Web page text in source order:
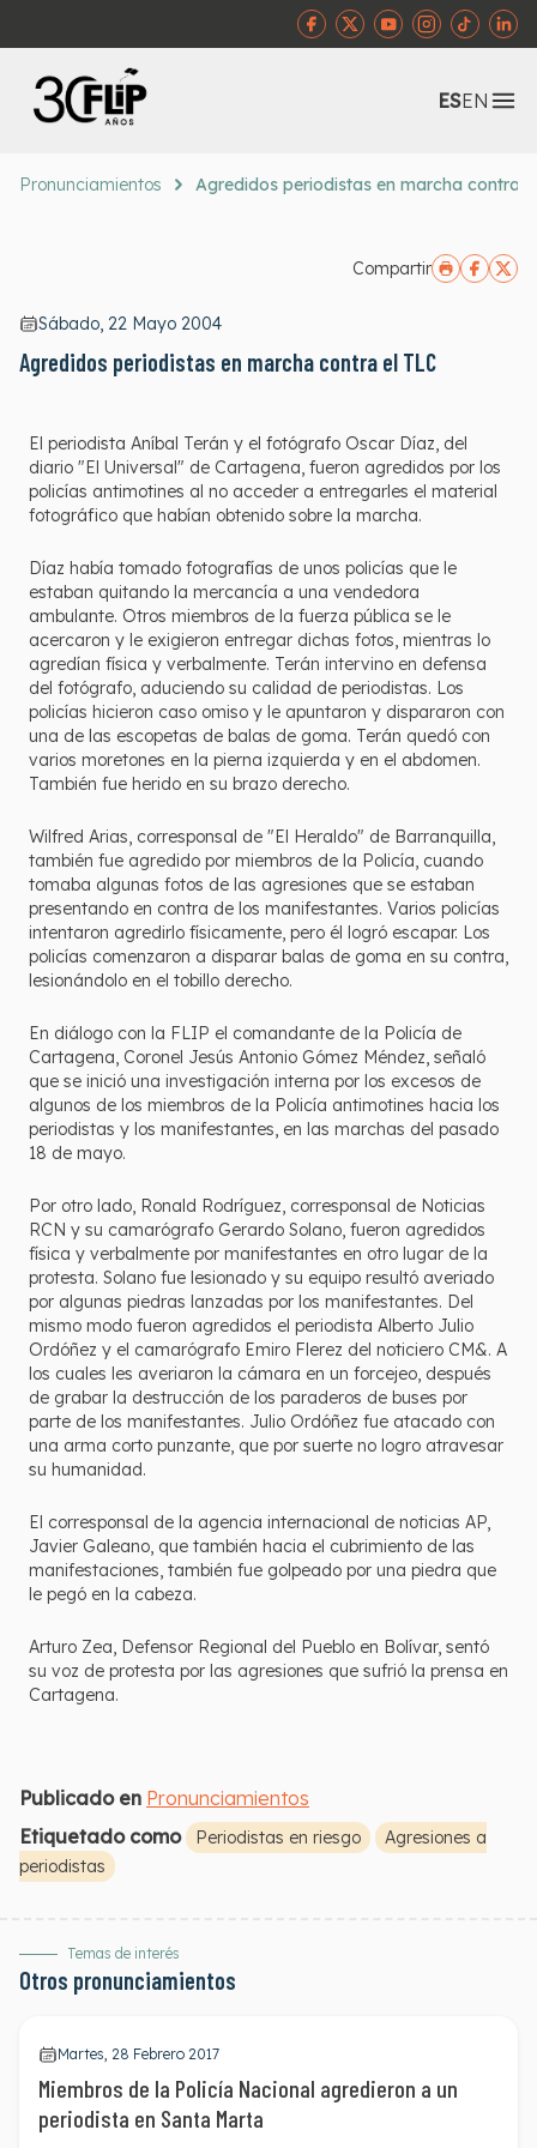
ESEN
Pronunciamientos Agredidos periodistas en marcha contra
Compartir
Sábado, 22 Mayo 2004
Agredidos periodistas en marcha contra el TLC
El periodista Aníbal Terán y el fotógrafo Oscar Díaz, del
diario "El Universal" de Cartagena, fueron agredidos por los
policías antimotines al no acceder a entregarles el material
fotográfico que habían obtenido sobre la marcha.
Díaz había tomado fotografías de unos policías que le
estaban quitando la mercancía a una vendedora
ambulante. Otros miembros de la fuerza pública se le
acercaron y le exigieron entregar dichas fotos, mientras lo
agredían física y verbalmente. Terán intervino en defensa
del fotógrafo, aduciendo su calidad de periodistas. Los
policías hicieron caso omiso y le apuntaron y dispararon con
una de las escopetas de balas de goma. Terán quedó con
varios moretones en la pierna izquierda y en el abdomen.
También fue herido en su brazo derecho.
Wilfred Arias, corresponsal de "El Heraldo" de Barranquilla,
también fue agredido por miembros de la Policía, cuando
tomaba algunas fotos de las agresiones que se estaban
presentando en contra de los manifestantes. Varios policías
intentaron agredirlo físicamente, pero él logró escapar. Los
policías comenzaron a disparar balas de goma en su contra,
lesionándolo en el tobillo derecho.
En diálogo con la FLIP el comandante de la Policía de
Cartagena, Coronel Jesús Antonio Gómez Méndez, señaló
que se inició una investigación interna por los excesos de
algunos de los miembros de la Policía antimotines hacia los
periodistas y los manifestantes, en las marchas del pasado
18 de mayo.
Por otro lado, Ronald Rodríguez, corresponsal de Noticias
RCN y su camarógrafo Gerardo Solano, fueron agredidos
física y verbalmente por manifestantes en otro lugar de la
protesta. Solano fue lesionado y su equipo resultó averiado
por algunas piedras lanzadas por los manifestantes. Del
mismo modo fueron agredidos el periodista Alberto Julio
Ordóñez y el camarógrafo Emiro Flerez del noticiero CM&. A
los cuales les averiaron la cámara en un forcejeo, después
de grabar la destrucción de los paraderos de buses por
parte de los manifestantes. Julio Ordóñez fue atacado con
una arma corto punzante, que por suerte no logro atravesar
su humanidad.
El corresponsal de la agencia internacional de noticias AP,
Javier Galeano, que también hacia el cubrimiento de las
manifestaciones, también fue golpeado por una piedra que
le pegó en la cabeza.
Arturo Zea, Defensor Regional del Pueblo en Bolívar, sentó
su voz de protesta por las agresiones que sufrió la prensa en
Cartagena.
Publicado en Pronunciamientos
Etiquetado como
Periodistas en riesgo
Agresiones a
periodistas
Temas de interés
Otros pronunciamientos
Martes, 28 Febrero 2017
Miembros de la Policía Nacional agredieron a un
periodista en Santa Marta